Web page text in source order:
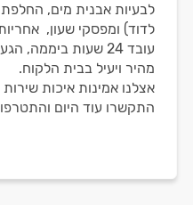
לבעיות אבנית מים,
לדוד) ומפסקי שעון,
עובד 24 שעות
מהיר ויעיל בבית הלקוח.
אצלנו אמינות איכות
התקשרו עוד היום